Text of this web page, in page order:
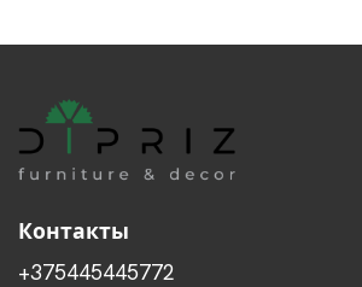
Контакты
+375445445772